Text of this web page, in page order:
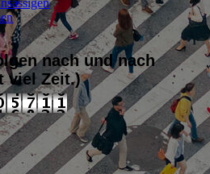
nach und nach
viel Zeit.)